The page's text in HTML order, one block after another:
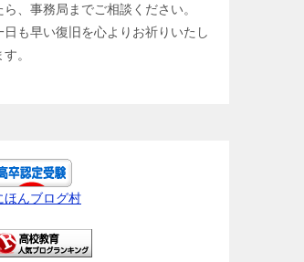
ら、事務局までご相談ください。
日も早い復旧を心よりお祈りいたし
す。
ほんブログ村